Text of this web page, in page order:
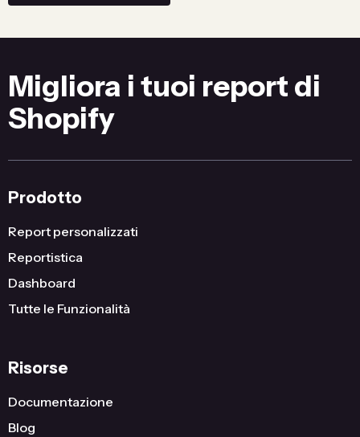
Migliora i tuoi report di
Shopify
Prodotto
Report personalizzati
Reportistica
Dashboard
Tutte le Funzionalità
Risorse
Documentazione
Blog